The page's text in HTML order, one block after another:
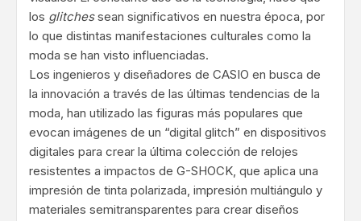
los glitchessean significativos en nuestra época, por
lo que distintas manifestaciones culturales como la
moda se han visto influenciadas.
Los ingenieros y diseñadores de CASIO en busca de
la innovación a través de las últimas tendencias de la
moda, han utilizado las figuras más populares que
evocan imágenes de un “digital glitch” en dispositivos
digitales para crear la última colección de relojes
resistentes a impactos de G-SHOCK, que aplica una
impresión de tinta polarizada, impresión multiángulo y
materiales semitransparentes para crear diseños